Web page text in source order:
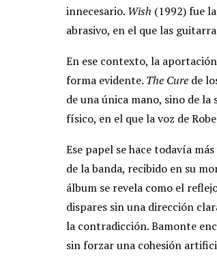
innecesario. Wish (1992) fue
abrasivo, en el que las
En ese contexto, la
forma evidente. The Cure de
de una única mano, sino de la
físico, en el que la voz de
Ese papel se hace todavía
de la banda, recibido en su
álbum se revela como el
dispares sin una dirección
la contradicción. Bamonte
sin forzar una cohesión